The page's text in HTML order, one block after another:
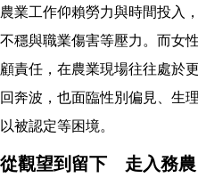
農業工作仰賴勞力與時間投入
不穩與職業傷害等壓力。而女
顧責任，在農業現場往往處於
回奔波，也面臨性別偏見、生
以被認定等困境。
從觀望到留下 走入務農